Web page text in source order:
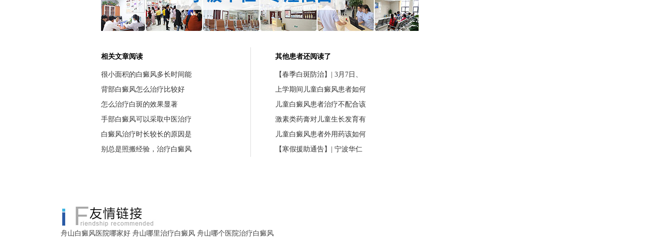
相关文章阅读
很小面积的白癜风多长时间能
背部白癜风怎么治疗比较好
怎么治疗白斑的效果显著
手部白癜风可以采取中医治疗
白癜风治疗时长较长的原因是
别总是照搬经验，治疗白癜风
其他患者还阅读了
【春季白斑防治】| 3月7日、
上学期间儿童白癜风患者如何
儿童白癜风患者治疗不配合该
激素类药膏对儿童生长发育有
儿童白癜风患者外用药该如何
【寒假援助通告】| 宁波华仁
舟山白癜风医院哪家好 舟山哪里治疗白癜风 舟山哪个医院治疗白癜风